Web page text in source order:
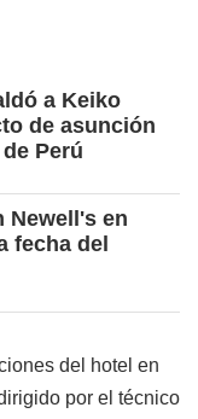
a Keiko
de asunción
Perú
Newell's en
fecha del
del hotel en
por el técnico